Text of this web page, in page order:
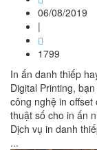
06/08/2019
|
1799
In ấn danh thiếp
Digital Printing,
công nghệ in
thuật số cho in ấn
Dịch vụ in danh
...